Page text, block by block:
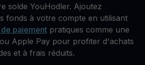
solde YouHodler. Ajoutez
fonds à votre compte en utilisant
paiement pratiques comme une
Apple Pay pour profiter d'achats
et à frais réduits.